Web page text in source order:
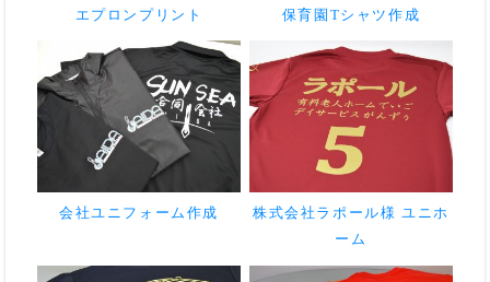
エプロンプリント 保育園Tシャツ作成
会社ユニフォーム作成
株式会社ラポール様 ユニホ
ーム